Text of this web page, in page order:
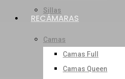
Sillas
RECÁMARAS
Camas
Camas Full
Camas Queen